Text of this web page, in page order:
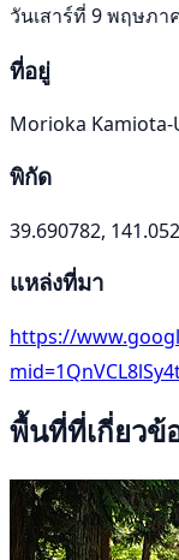
วันเสาร์ที่ 9 พฤษภา
ที่อยู่
Morioka Kamiota-
พิกัด
39.690782,
แหล่งที่มา
https://
พื้นที่ที่เกี่ยวข้